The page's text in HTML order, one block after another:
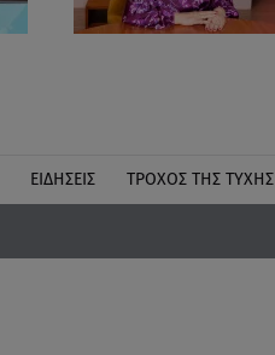
ΕΙΔΉΣΕΙΣ ΤΡΟΧΌΣ ΤΗΣ ΤΎΧΗΣ